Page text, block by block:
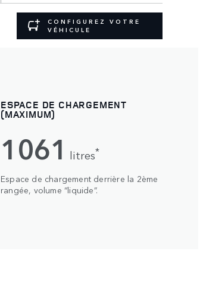
CONFIGUREZ VOTRE
VÉHICULE
ESPACE DE CHARGEMENT
(MAXIMUM)
1061 litres*
Espace de chargement derrière la 2ème
rangée, volume “liquide”.